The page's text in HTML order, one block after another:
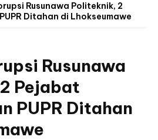
Rusunawa Politeknik, 2
Ditahan di Lhokseumawe
Rusunawa
Pejabat
PUPR Ditahan